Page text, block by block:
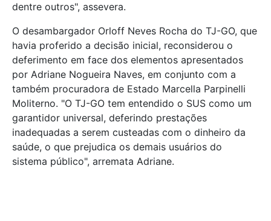
dentre outros", assevera.
O desambargador Orloff Neves Rocha do TJ-GO, que
havia proferido a decisão inicial, reconsiderou o
deferimento em face dos elementos apresentados
por Adriane Nogueira Naves, em conjunto com a
também procuradora de Estado Marcella Parpinelli
Moliterno. "O TJ-GO tem entendido o SUS como um
garantidor universal, deferindo prestações
inadequadas a serem custeadas com o dinheiro da
saúde, o que prejudica os demais usuários do
sistema público", arremata Adriane.